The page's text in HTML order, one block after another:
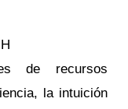
de recursos
la intuición